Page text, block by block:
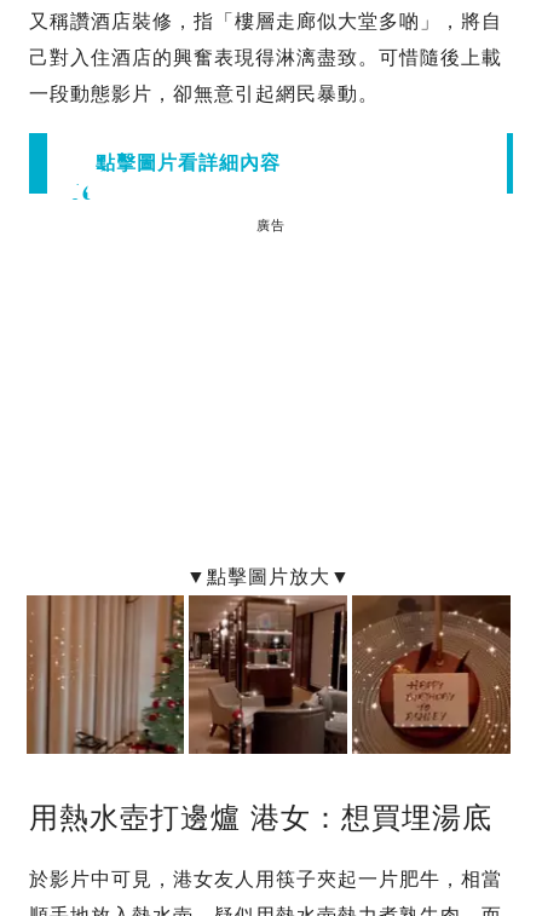
又稱讚酒店裝修，指「樓層走廊似大堂多啲」，將自
己對入住酒店的興奮表現得淋漓盡致。可惜隨後上載
一段動態影片，卻無意引起網民暴動。
點擊圖片看詳細內容
廣告
用熱水壺打邊爐 港女：想買埋湯底
於影片中可見，港女友人用筷子夾起一片肥牛，相當